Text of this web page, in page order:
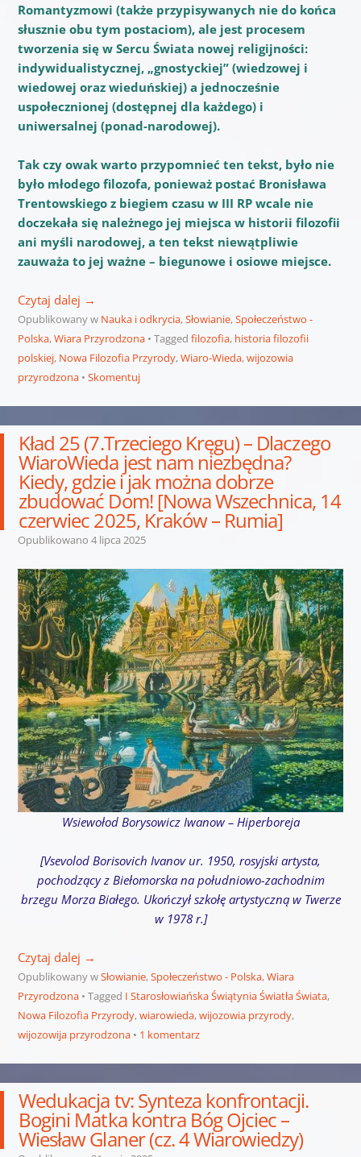
Romantyzmowi (także przypisywanych nie do końca
słusznie obu tym postaciom), ale jest procesem
tworzenia się w Sercu Świata nowej religijności:
indywidualistycznej, „gnostyckiej” (wiedzowej i
wiedowej oraz wieduńskiej) a jednocześnie
uspołecznionej (dostępnej dla każdego) i
uniwersalnej (ponad-narodowej).
Tak czy owak warto przypomnieć ten tekst, było nie
było młodego filozofa, ponieważ postać Bronisława
Trentowskiego z biegiem czasu w III RP wcale nie
doczekała się należnego jej miejsca w historii filozofii
ani myśli narodowej, a ten tekst niewątpliwie
zauważa to jej ważne – biegunowe i osiowe miejsce.
Czytaj dalej →
Opublikowany w Nauka i odkrycia,Słowianie,Społeczeństwo -
Polska,Wiara Przyrodzona Tagged filozofia, historia filozofii
polskiej, Nowa Filozofia Przyrody,Wiaro-Wieda,wijozowia
przyrodzona
Skomentuj
Kład 25 (7.Trzeciego Kręgu) – Dlaczego
WiaroWieda jest nam niezbędna?
Kiedy, gdzie i jak można dobrze
zbudować Dom! [Nowa Wszechnica, 14
czerwiec 2025, Kraków – Rumia]
Opublikowano 4 lipca 2025
Wsiewołod Borysowicz Iwanow – Hiperboreja
[Vsevolod Borisovich Ivanov ur. 1950, rosyjski artysta,
pochodzący z Biełomorska na południowo-zachodnim
brzegu Morza Białego. Ukończył szkołę artystyczną w Twerze
w 1978 r.]
Czytaj dalej →
Opublikowany wSłowianie,Społeczeństwo - Polska,Wiara
Przyrodzona
Tagged I Starosłowiańska Świątynia Światła Świata,
Nowa Filozofia Przyrody,wiarowieda,wijozowia przyrody,
wijozowija przyrodzona
1 komentarz
Wedukacja tv: Synteza konfrontacji.
Bogini Matka kontra Bóg Ojciec –
Wiesław Glaner (cz. 4 Wiarowiedzy)